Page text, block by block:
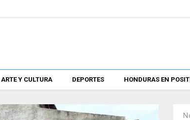
ARTE Y CULTURA DEPORTES HONDURAS EN